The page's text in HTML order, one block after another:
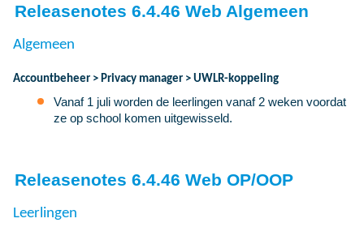
Releasenotes 6.4.46 Web Algemeen
Algemeen
Accountbeheer > Privacy manager > UWLR-koppeling
Vanaf 1 juli worden de leerlingen vanaf 2 weken voordat
ze op school komen uitgewisseld.
Releasenotes 6.4.46 Web OP/OOP
Leerlingen